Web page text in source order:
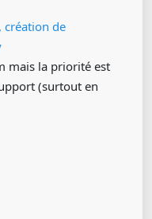
création de
mais la priorité est
(surtout en